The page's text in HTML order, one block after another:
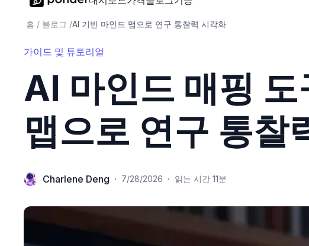
홈 / 블로그 /AI 기반 마인드 맵으로 연구 통찰력 시각화
가이드 및 튜토리얼
AI 마인드 매핑
맵으로 연구 통찰
Charlene Deng · 7/28/2026 · 읽는 시간 11분